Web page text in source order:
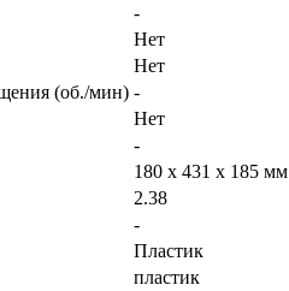
-
Нет
Нет
(об./мин) -
Нет
-
180 х 431 х 185 мм
2.38
-
Пластик
пластик